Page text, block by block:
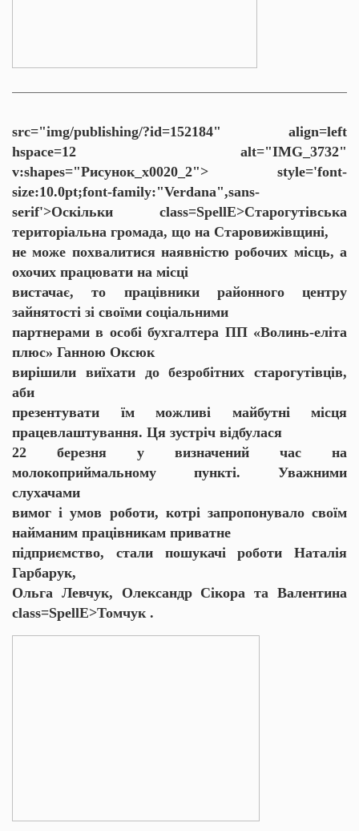
src="img/publishing/?id=152184" align=left
hspace=12 alt="IMG_3732"
v:shapes="Рисунок_x0020_2"> style='font-
size:10.0pt;font-family:"Verdana",sans-
serif'>Оскільки class=SpellE>Старогутівська
територіальна громада, що на Старовижівщині,
не може похвалитися наявністю робочих місць, а
охочих працювати на місці
вистачає, то працівники районного центру
зайнятості зі своїми соціальними
партнерами в особі бухгалтера ПП «Волинь-еліта
плюс» Ганною Оксюк
вирішили виїхати до безробітних старогутівців,
аби
презентувати їм можливі майбутні місця
працевлаштування. Ця зустріч відбулася
22 березня у визначений час на
молокоприймальному пункті. Уважними
слухачами
вимог і умов роботи, котрі запропонувало своїм
найманим працівникам приватне
підприємство, стали пошукачі роботи Наталія
Гарбарук,
Ольга Левчук, Олександр Сікора та Валентина
class=SpellE>Томчук .